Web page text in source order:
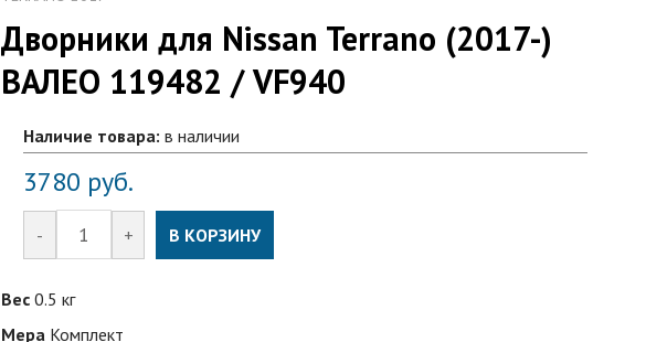
Дворники для Nissan Terrano (2017-)
ВАЛЕО 119482 / VF940
Наличие товара: в наличии
3780 руб.
- + В КОРЗИНУ
Вес 0.5 кг
Мера Комплект